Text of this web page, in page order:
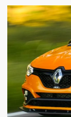
4 min read